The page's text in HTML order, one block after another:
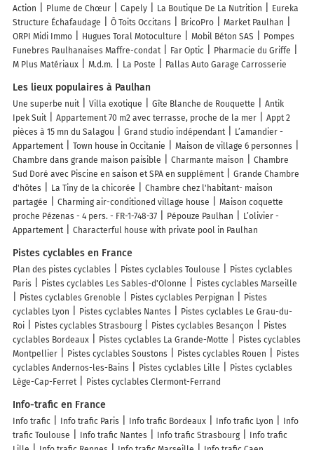
Action
Plume de Chœur Capely La Boutique De La Nutrition
Eureka
Structure Échafaudage
Ô Toits Occitans BricoPro
Market Paulhan
ORPI Midi Immo
Hugues Toral Motoculture Mobil Béton SAS
Pompes
Funebres Paulhanaises Maffre-condat
Far Optic
Pharmacie du Griffe
M Plus Matériaux
M.d.m. La Poste Pallas Auto Garage Carrosserie
Les lieux populaires à Paulhan
Une superbe nuit Villa exotique Gîte Blanche de Rouquette
Antik
Ipek Suit
Appartement 70 m2 avec terrasse, proche de la mer
Appt 2
pièces à 15 mn du Salagou
Grand studio indépendant
L’amandier -
Appartement
Town house in Occitanie
Maison de village 6 personnes
Chambre dans grande maison paisible
Charmante maison
Chambre
Sud Doré avec Piscine en saison et SPA en supplément
Grande Chambre
d'hôtes
La Tiny de la chicorée
Chambre chez l'habitant- maison
partagée
Charming air-conditioned village house
Maison coquette
proche Pézenas - 4 pers. - FR-1-748-37
Pépouze Paulhan
L’olivier -
Appartement
Characterful house with private pool in Paulhan
Pistes cyclables en France
Plan des pistes cyclables Pistes cyclables Toulouse
Pistes cyclables
Paris
Pistes cyclables Les Sables-d'Olonne
Pistes cyclables Marseille
Pistes cyclables Grenoble
Pistes cyclables Perpignan
Pistes
cyclables Lyon
Pistes cyclables Nantes
Pistes cyclables Le Grau-du-
Roi
Pistes cyclables Strasbourg Pistes cyclables Besançon
Pistes
cyclables Bordeaux
Pistes cyclables La Grande-Motte
Pistes cyclables
Montpellier
Pistes cyclables Soustons Pistes cyclables Rouen
Pistes
cyclables Andernos-les-Bains
Pistes cyclables Lille
Pistes cyclables
Lège-Cap-Ferret
Pistes cyclables Clermont-Ferrand
Info-trafic en France
Info trafic Info trafic Paris Info trafic Bordeaux Info trafic Lyon
Info
trafic Toulouse
Info trafic Nantes Info trafic Strasbourg
Info trafic